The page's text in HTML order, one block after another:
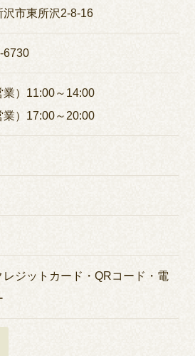
沢市東所沢2-8-16
6730
業）11:00～14:00
業）17:00～20:00
レジットカード・QRコード・電